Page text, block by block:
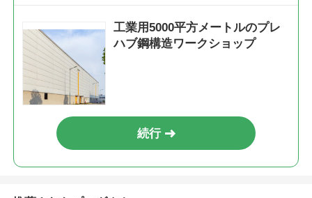
工業用5000平方メートルのプレ
ハブ鋼構造ワークショップ
続行